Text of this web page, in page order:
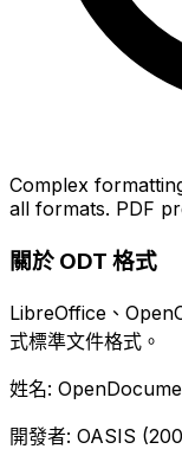
Complex
all formats. PDF
關於 ODT 格式
LibreOffice、
式標準文件格式。
姓名:
開發者: OASIS